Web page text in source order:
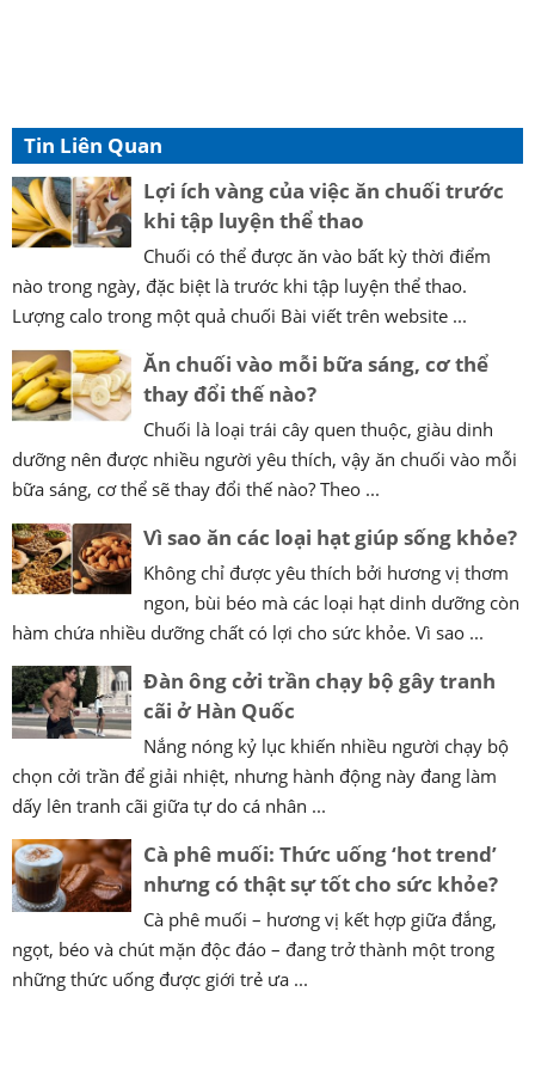
Tin Liên Quan
Lợi ích vàng của việc ăn chuối trước
khi tập luyện thể thao
Chuối có thể được ăn vào bất kỳ thời điểm
nào trong ngày, đặc biệt là trước khi tập luyện thể thao.
Lượng calo trong một quả chuối Bài viết trên website ...
Ăn chuối vào mỗi bữa sáng, cơ thể
thay đổi thế nào?
Chuối là loại trái cây quen thuộc, giàu dinh
dưỡng nên được nhiều người yêu thích, vậy ăn chuối vào mỗi
bữa sáng, cơ thể sẽ thay đổi thế nào? Theo ...
Vì sao ăn các loại hạt giúp sống khỏe?
Không chỉ được yêu thích bởi hương vị thơm
ngon, bùi béo mà các loại hạt dinh dưỡng còn
hàm chứa nhiều dưỡng chất có lợi cho sức khỏe. Vì sao ...
Đàn ông cởi trần chạy bộ gây tranh
cãi ở Hàn Quốc
Nắng nóng kỷ lục khiến nhiều người chạy bộ
chọn cởi trần để giải nhiệt, nhưng hành động này đang làm
dấy lên tranh cãi giữa tự do cá nhân ...
Cà phê muối: Thức uống ‘hot trend’
nhưng có thật sự tốt cho sức khỏe?
Cà phê muối – hương vị kết hợp giữa đắng,
ngọt, béo và chút mặn độc đáo – đang trở thành một trong
những thức uống được giới trẻ ưa ...